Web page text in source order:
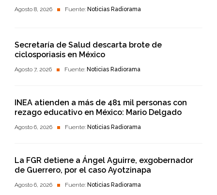
Agosto 8, 2026 Fuente: Noticias Radiorama
Secretaría de Salud descarta brote de
ciclosporiasis en México
Agosto 7, 2026 Fuente: Noticias Radiorama
INEA atienden a más de 481 mil personas con
rezago educativo en México: Mario Delgado
Agosto 6, 2026 Fuente: Noticias Radiorama
La FGR detiene a Ángel Aguirre, exgobernador
de Guerrero, por el caso Ayotzinapa
Agosto 6, 2026 Fuente: Noticias Radiorama